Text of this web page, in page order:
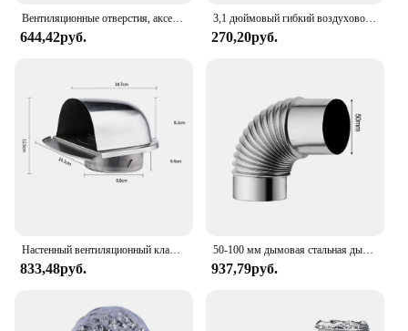
644,42руб.
3,1 дюймовый гибкий воздуховод из алюминиевой фольги, воздуховод, вентиляционный шланг для вентиляции 1,5 м
270,20руб.
Настенный вентиляционный клапан, решетка, крышка воздуховода, вентиляционное отверстие для сушильной машины, вентиляционные трубы, шланги, нержавеющая сталь, 100 мм, 150 мм
833,48руб.
50-100 мм дымовая стальная дымоходная труба колено 90-градусный вкладыш для дымохода из нержавеющей стали дымоходная печь вентиляционные отверстия для труб аксессуары
937,79руб.